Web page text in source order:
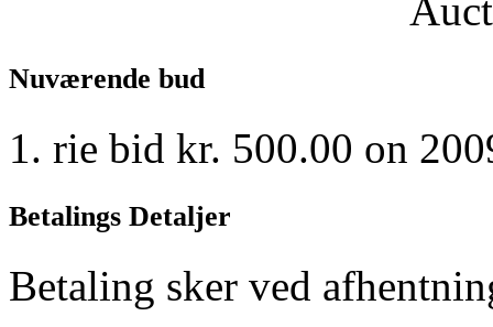
Nuværende bud
rie bid kr. 500.00 on
Betalings Detaljer
Betaling sker ved